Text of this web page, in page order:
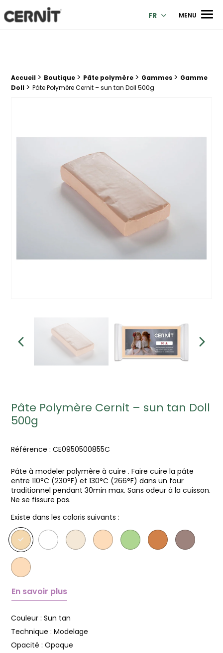
Cernit Une qualité haut de gamme pour des créations
FR MENU
Fil d'Ariane :
Accueil > Boutique > Pâte polymère > Gammes > Gamme
Doll > Pâte Polymère Cernit – sun tan Doll 500g
Pâte Polymère Cernit – sun tan Doll
500g
Référence : CE0950500855C
Pâte à modeler polymère à cuire . Faire cuire la pâte
entre 110°C (230°F) et 130°C (266°F) dans un four
traditionnel pendant 30min max. Sans odeur à la cuisson.
Ne se fissure pas.
Existe dans les coloris suivants :
En savoir plus
Couleur : Sun tan
Technique : Modelage
Opacité : Opaque